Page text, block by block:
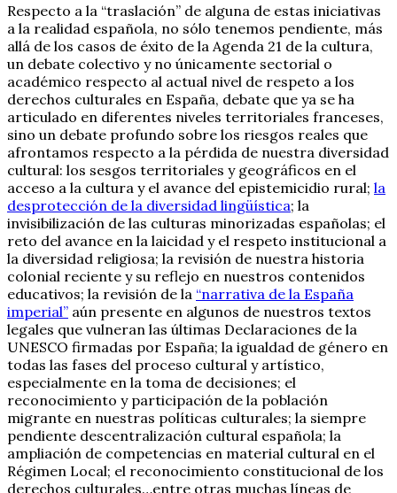
Respecto a la “traslación” de alguna de estas iniciativas
a la realidad española, no sólo tenemos pendiente, más
allá de los casos de éxito de la Agenda 21 de la cultura,
un debate colectivo y no únicamente sectorial o
académico respecto al actual nivel de respeto a los
derechos culturales en España, debate que ya se ha
articulado en diferentes niveles territoriales franceses,
sino un debate profundo sobre los riesgos reales que
afrontamos respecto a la pérdida de nuestra diversidad
cultural: los sesgos territoriales y geográficos en el
acceso a la cultura y el avance del epistemicidio rural; la
desprotección de la diversidad lingüística; la
invisibilización de las culturas minorizadas españolas; el
reto del avance en la laicidad y el respeto institucional a
la diversidad religiosa; la revisión de nuestra historia
colonial reciente y su reflejo en nuestros contenidos
educativos; la revisión de la “narrativa de la España
imperial” aún presente en algunos de nuestros textos
legales que vulneran las últimas Declaraciones de la
UNESCO firmadas por España; la igualdad de género en
todas las fases del proceso cultural y artístico,
especialmente en la toma de decisiones; el
reconocimiento y participación de la población
migrante en nuestras políticas culturales; la siempre
pendiente descentralización cultural española; la
ampliación de competencias en material cultural en el
Régimen Local; el reconocimiento constitucional de los
derechos culturales…entre otras muchas líneas de